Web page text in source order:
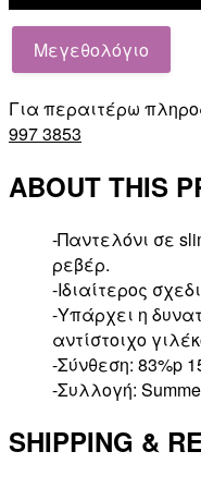
23-
MODENA
ποσότητα
Μεγεθολόγιο
Για περαιτέρω
997 3853
ABOUT THIS
-Παντελόνι σε
ρεβέρ.
-Ιδιαίτερος
-Υπάρχει η
αντίστοιχο
-Σύνθεση: 83%p
-Συλλογή:
SHIPPING &